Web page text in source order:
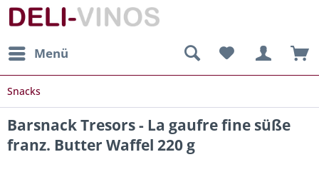
Menü
Snacks
Barsnack Tresors - La gaufre fine süße
franz. Butter Waffel 220 g